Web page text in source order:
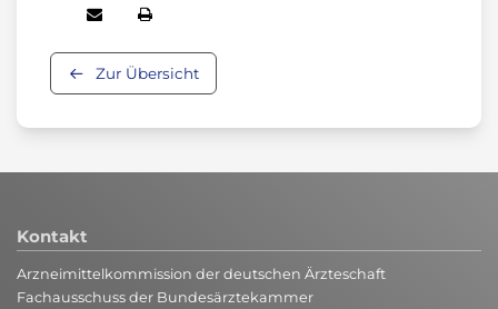
Zur Übersicht
Kontakt
Arzneimittelkommission der deutschen Ärzteschaft
Fachausschuss der Bundesärztekammer